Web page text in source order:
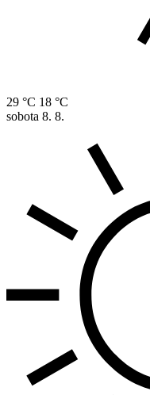
29 °C 18 °C
sobota 8. 8.